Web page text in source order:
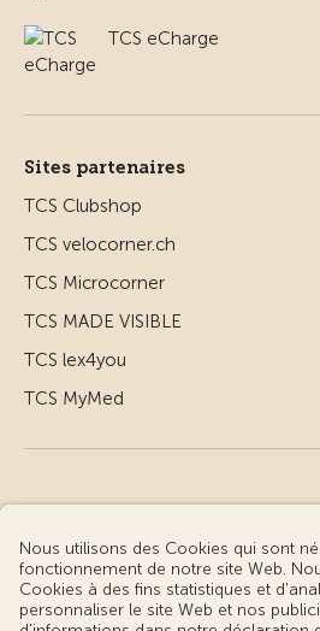
TCS eCharge
Sites partenaires
TCS Clubshop
TCS velocorner.ch
TCS Microcorner
TCS MADE VISIBLE
TCS lex4you
TCS MyMed